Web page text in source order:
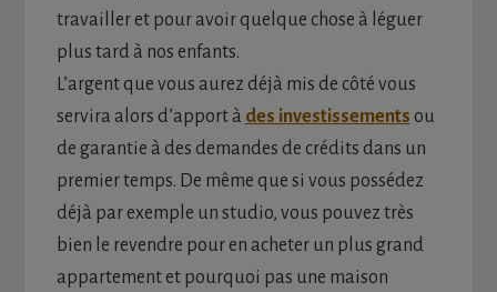
travailler et pour avoir quelque chose à léguer
plus tard à nos enfants.
L’argent que vous aurez déjà mis de côté vous
servira alors d’apport à des investissements ou
de garantie à des demandes de crédits dans un
premier temps. De même que si vous possédez
déjà par exemple un studio, vous pouvez très
bien le revendre pour en acheter un plus grand
appartement et pourquoi pas une maison